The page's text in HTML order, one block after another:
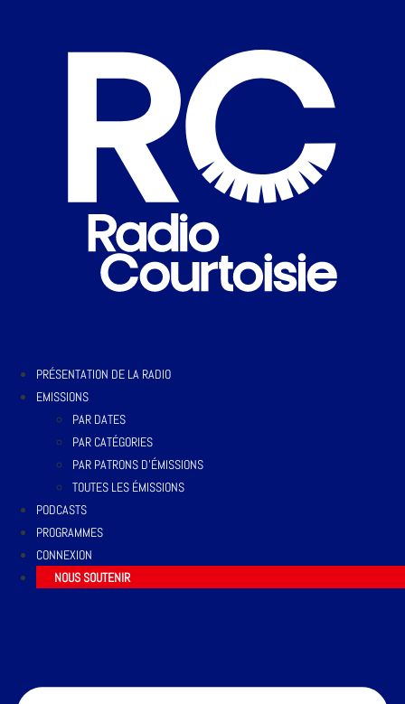
PRÉSENTATION DE LA RADIO
EMISSIONS
PAR DATES
PAR CATÉGORIES
PAR PATRONS D’ÉMISSIONS
TOUTES LES ÉMISSIONS
PODCASTS
PROGRAMMES
CONNEXION
NOUS SOUTENIR